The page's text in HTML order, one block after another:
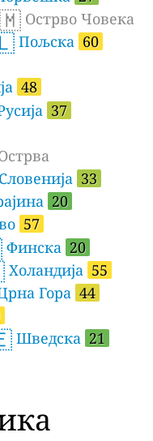
Острво Човека
Пољска 60
48
37
Словенија 33
20
57
Финска 20
Холандија 55
Гора 44
Шведска 21